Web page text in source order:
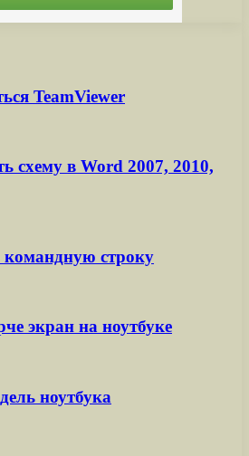
TeamViewer
схему в Word 2007, 2010,
командную строку
экран на ноутбуке
ноутбука